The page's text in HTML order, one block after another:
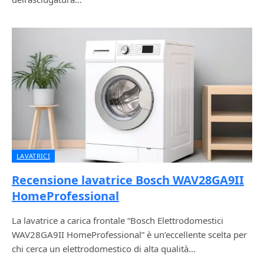
LAVATRICI
Recensione lavatrice Bosch WAV28GA9II
HomeProfessional
La lavatrice a carica frontale “Bosch Elettrodomestici
WAV28GA9II HomeProfessional” è un’eccellente scelta per
chi cerca un elettrodomestico di alta qualità…